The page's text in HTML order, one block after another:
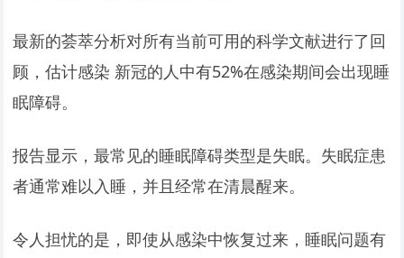
最新的荟萃分析对所有当前可用的科学文献进行了回
顾，估计感染 新冠的人中有52%在感染期间会出现睡
眠障碍。
报告显示，最常见的睡眠障碍类型是失眠。失眠症患
者通常难以入睡，并且经常在清晨醒来。
令人担忧的是，即使从感染中恢复过来，睡眠问题有